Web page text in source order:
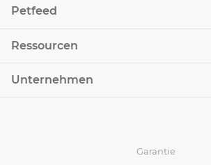
Petfeed
Ressourcen
Unternehmen
Garantie